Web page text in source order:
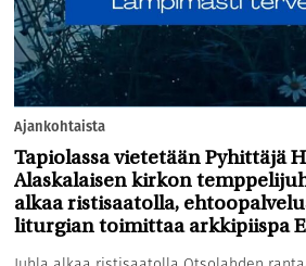
Ajankohtaista
Tapiolassa vietetään Pyhittäjä
Alaskalaisen kirkon
alkaa ristisaatolla,
liturgian toimittaa arkkipiispa